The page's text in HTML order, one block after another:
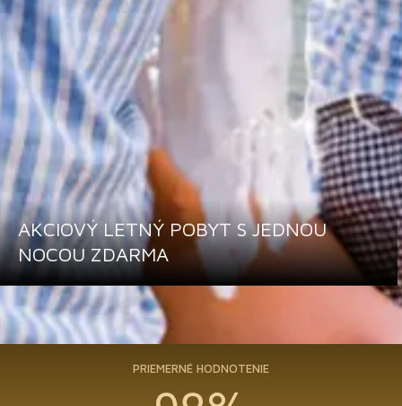
AKCIOVÝ LETNÝ POBYT S JEDNOU
NOCOU ZDARMA
PRIEMERNÉ HODNOTENIE